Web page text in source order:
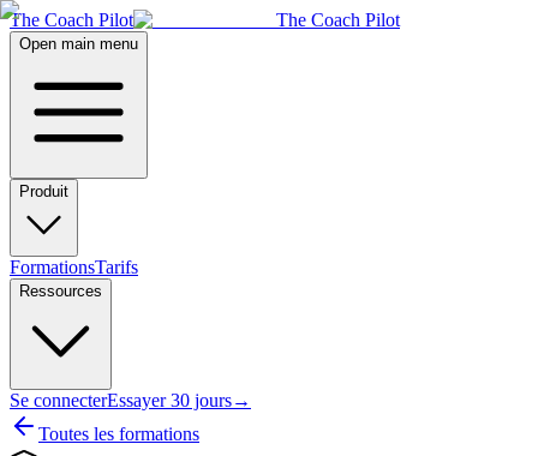
The Coach Pilot The Coach Pilot
Open main menu
Produit
FormationsTarifs
Ressources
Se connecterEssayer 30 jours→
Toutes les formations